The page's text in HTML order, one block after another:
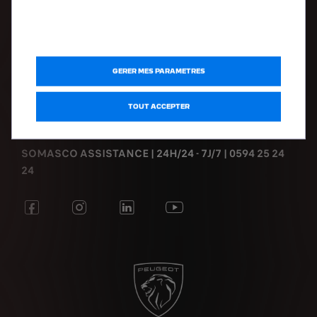
Mentions légales
SOMASCO ASSISTANCE | 24H/24 - 7J/7 | 0594 25 24
24
GERER MES PARAMETRES
TOUT ACCEPTER